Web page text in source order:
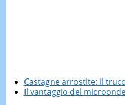
Castagne arrostite: il
Il vantaggio del